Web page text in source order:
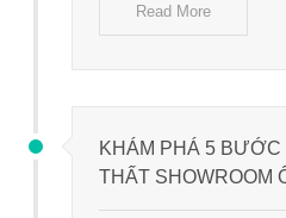
Read More
KHÁM PHÁ 5 BƯỚC
THẤT SHOWROOM